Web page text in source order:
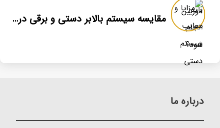
مقایسه سیستم بالابر دستی و برقی در برج پرچم
درباره ما